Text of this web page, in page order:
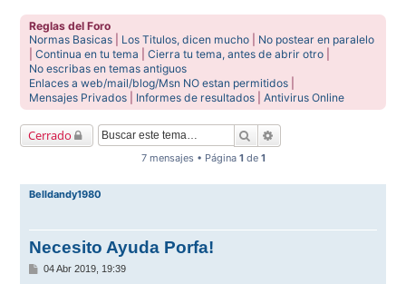
Reglas del Foro
Normas Basicas
Los Titulos, dicen mucho
No postear en paralelo
|Continua en tu tema |Cierra tu tema, antes de abrir otro
No escribas en temas antiguos
Enlaces a web/mail/blog/Msn NO estan permitidos
Mensajes Privados
Informes de resultados |Antivirus Online
Cerrado Buscar
7 mensajes • Página 1 de 1
Belldandy1980
Necesito Ayuda Porfa!
M
04 Abr 2019, 19:39